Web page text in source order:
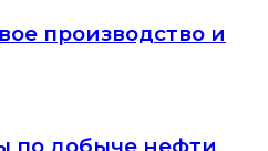
производство и
по добыче нефти